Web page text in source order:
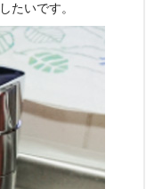
たいです。